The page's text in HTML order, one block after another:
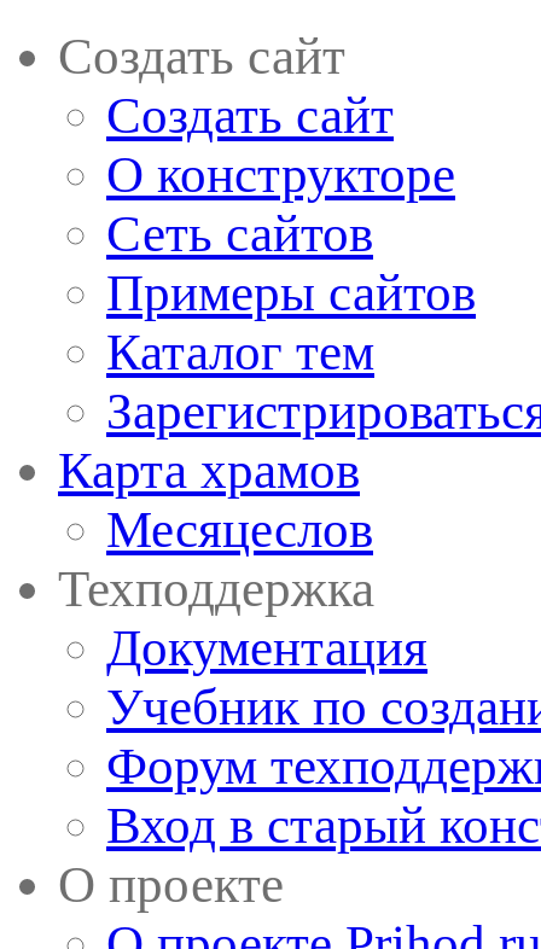
Создать сайт
Создать сайт
О конструкторе
Сеть сайтов
Примеры сайтов
Каталог тем
Карта храмов
Месяцеслов
Техподдержка
Документация
Учебник по
Форум
Вход в старый
О проекте